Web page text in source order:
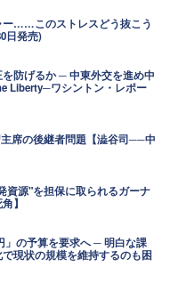
ー……このストレスどう抜こう
日発売)
防げるか ─ 中東外交を進め中
Liberty─ワシントン・レポー
席の後継者問題【澁谷司──中
資源"を担保に取られるガーナ
】
」の予算を要求へ ─ 明白な課
現状の規模を維持するのも困